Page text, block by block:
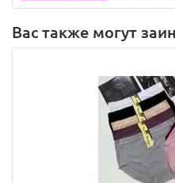
Вас также могут